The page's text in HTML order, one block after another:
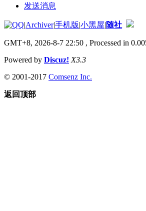
发送消息
|Archiver|手机版|小黑屋|随社
GMT+8, 2026-8-7 22:50 , Processed in
Powered by Discuz! X3.3
© 2001-2017 Comsenz Inc.
返回顶部